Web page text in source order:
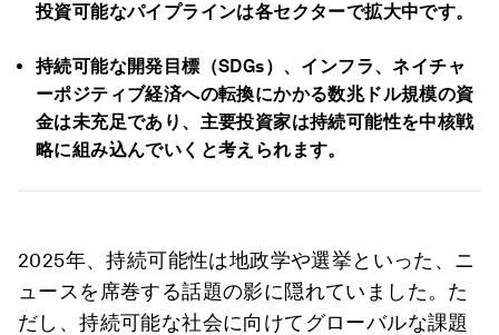
投資可能なパイプラインは各セクターで拡大中です。
持続可能な開発目標（SDGs）、インフラ、ネイチャ
ーポジティブ経済への転換にかかる数兆ドル規模の資
金は未充足であり、主要投資家は持続可能性を中核戦
略に組み込んでいくと考えられます。
2025年、持続可能性は地政学や選挙といった、ニ
ュースを席巻する話題の影に隠れていました。た
だし、持続可能な社会に向けてグローバルな課題